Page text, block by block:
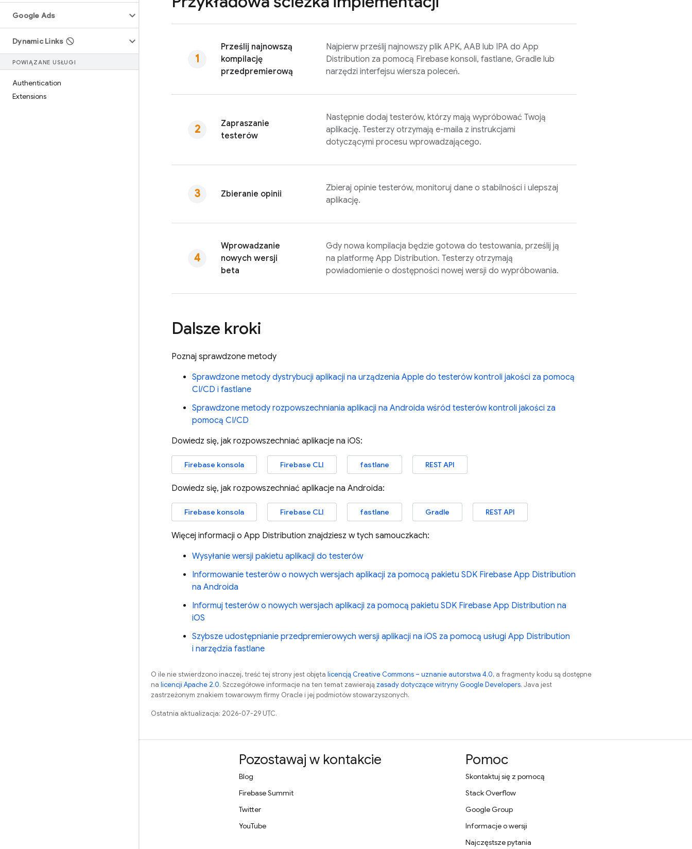
Google Ads
Dynamic Links
POWIĄZANE USŁUGI
Authentication
Extensions
Prześlij najnowszą
kompilację
przedpremierową
Najpierw prześlij najnowszy plik APK, AAB lub IPA do App
Distribution za pomocą Firebase konsoli, fastlane, Gradle lub
narzędzi interfejsu wiersza poleceń.
Zapraszanie
testerów
Następnie dodaj testerów, którzy mają wypróbować Twoją
aplikację. Testerzy otrzymają e-maila z instrukcjami
dotyczącymi procesu wprowadzającego.
Zbieranie opinii
Zbieraj opinie testerów, monitoruj dane o stabilności i ulepszaj
aplikację.
Wprowadzanie
nowych wersji
beta
Gdy nowa kompilacja będzie gotowa do testowania, prześlij ją
na platformę App Distribution. Testerzy otrzymają
powiadomienie o dostępności nowej wersji do wypróbowania.
Dalsze kroki
Poznaj sprawdzone metody
Sprawdzone metody dystrybucji aplikacji na urządzenia Apple do testerów kontroli jakości za pomocą
CI/CD i fastlane
Sprawdzone metody rozpowszechniania aplikacji na Androida wśród testerów kontroli jakości za
pomocą CI/CD
Dowiedz się, jak rozpowszechniać aplikacje na iOS:
Firebase konsola Firebase CLI fastlane REST API
Dowiedz się, jak rozpowszechniać aplikacje na Androida:
Firebase konsola Firebase CLI fastlane Gradle REST API
Więcej informacji o App Distribution znajdziesz w tych samouczkach:
Wysyłanie wersji pakietu aplikacji do testerów
Informowanie testerów o nowych wersjach aplikacji za pomocą pakietu SDK Firebase App Distribution
na Androida
Informuj testerów o nowych wersjach aplikacji za pomocą pakietu SDK Firebase App Distribution na
iOS
Szybsze udostępnianie przedpremierowych wersji aplikacji na iOS za pomocą usługi App Distribution
i narzędzia fastlane
O ile nie stwierdzono inaczej, treść tej strony jest objęta licencją Creative Commons – uznanie autorstwa 4.0, a fragmenty kodu są dostępne
na licencji Apache 2.0. Szczegółowe informacje na ten temat zawierają zasady dotyczące witryny Google Developers. Java jest
zastrzeżonym znakiem towarowym firmy Oracle i jej podmiotów stowarzyszonych.
Ostatnia aktualizacja: 2026-07-29 UTC.
Pozostawaj w kontakcie
Blog
Firebase Summit
Twitter
YouTube
Pomoc
Skontaktuj się z pomocą
Stack Overflow
Google Group
Informacje o wersji
Najczęstsze pytania